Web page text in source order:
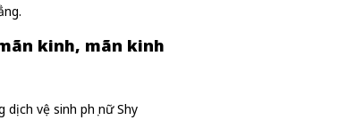
kinh, mãn kinh